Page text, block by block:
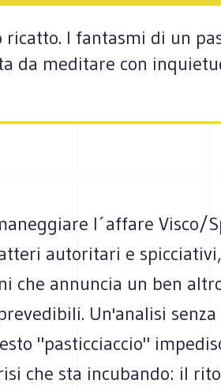
I fantasmi di un
da meditare con
l´affare Visco/
autoritari e
che annuncia un ben
Un'analisi
"pasticciaccio"
che sta incubando: il